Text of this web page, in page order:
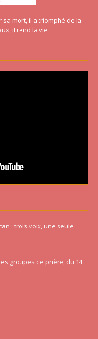
sa mort, il a triomphé de la
il rend la vie
: trois voix, une seule
groupes de prière, du 14